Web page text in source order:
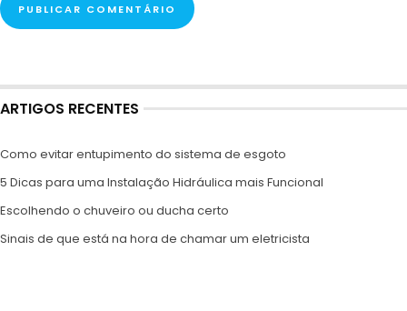
ARTIGOS RECENTES
Como evitar entupimento do sistema de esgoto
5 Dicas para uma Instalação Hidráulica mais Funcional
Escolhendo o chuveiro ou ducha certo
Sinais de que está na hora de chamar um eletricista